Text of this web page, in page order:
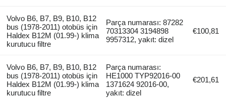
Volvo B6, B7, B9, B10, B12
bus (1978-2011) otobüs için
Haldex B12M (01.99-) klima
kurutucu filtre
Parça numarası: 87282
70313304 3194898
9957312, yakıt: dizel
€100,81
Volvo B6, B7, B9, B10, B12
bus (1978-2011) otobüs için
Haldex B12M (01.99-) klima
kurutucu filtre
Parça numarası:
HE1000 TYP92016-00
1371624 92016-00,
yakıt: dizel
€201,61